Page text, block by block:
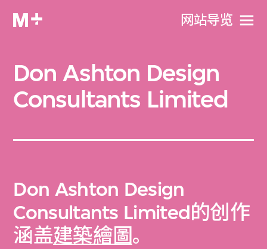
网站导览
Don Ashton Design
Consultants Limited
Don Ashton Design
Consultants Limited的创作
涵盖建築繪圖。